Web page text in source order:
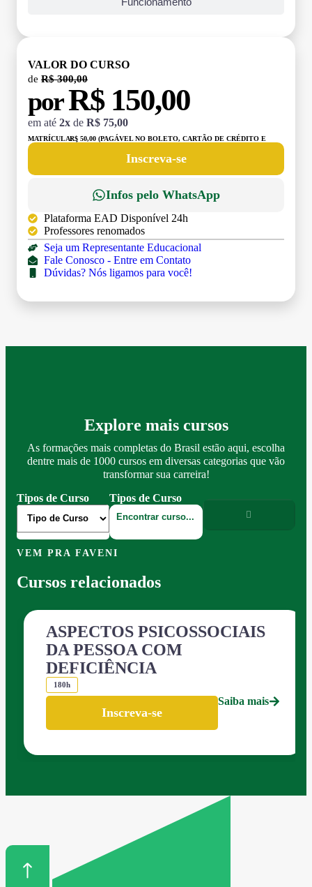
VALOR DO CURSO
de R$ 300,00
porR$ 150,00
em até 2x de R$ 75,00
MATRÍCULA:R$ 50,00 (PAGÁVEL NO BOLETO, CARTÃO DE CRÉDITO E
Inscreva-se
Infos pelo WhatsApp
Plataforma EAD Disponível 24h
Professores renomados
Seja um Representante Educacional
Fale Conosco - Entre em Contato
Dúvidas? Nós ligamos para você!
Explore mais cursos
As formações mais completas do Brasil estão aqui, escolha
dentre mais de 1000 cursos em diversas categorias que vão
transformar sua carreira!
Tipos de Curso
Tipos de Curso
VEM PRA FAVENI
Cursos relacionados
ASPECTOS PSICOSSOCIAIS
DA PESSOA COM
DEFICIÊNCIA
180h
Inscreva-se
Saiba mais